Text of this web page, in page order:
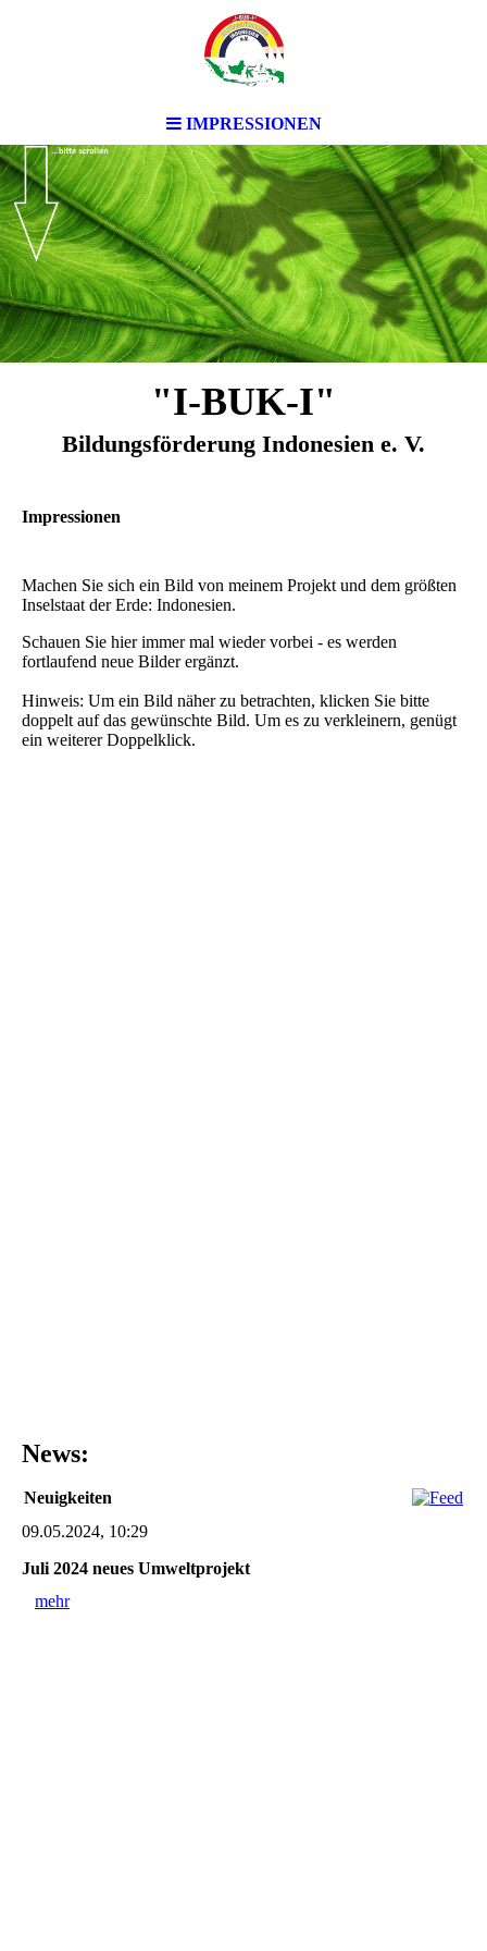
IMPRESSIONEN
"I-BUK-I"
Bildungsförderung Indonesien e. V.
Impressionen
Machen Sie sich ein Bild von meinem Projekt und dem größten
Inselstaat der Erde: Indonesien.
Schauen Sie hier immer mal wieder vorbei - es werden
fortlaufend neue Bilder ergänzt.
Hinweis: Um ein Bild näher zu betrachten, klicken Sie bitte
doppelt auf das gewünschte Bild. Um es zu verkleinern, genügt
ein weiterer Doppelklick.
News:
Neuigkeiten
09.05.2024, 10:29
Juli 2024 neues Umweltprojekt
mehr